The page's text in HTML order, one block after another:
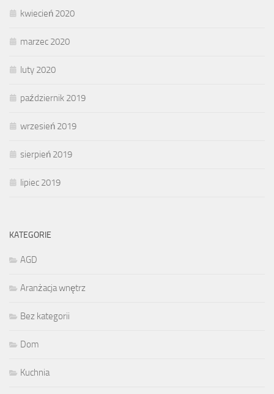
kwiecień 2020
marzec 2020
luty 2020
październik 2019
wrzesień 2019
sierpień 2019
lipiec 2019
KATEGORIE
AGD
Aranżacja wnętrz
Bez kategorii
Dom
Kuchnia